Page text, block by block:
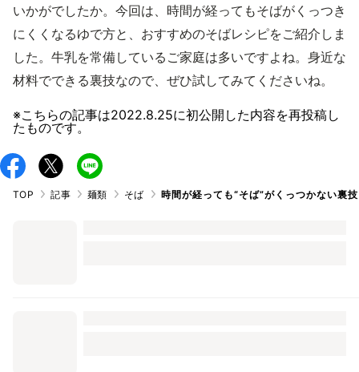
いかがでしたか。今回は、時間が経ってもそばがくっつき
にくくなるゆで方と、おすすめのそばレシピをご紹介しま
した。牛乳を常備しているご家庭は多いですよね。身近な
材料でできる裏技なので、ぜひ試してみてくださいね。
※こちらの記事は2022.8.25に初公開した内容を再投稿し
たものです。
TOP 記事 麺類 そば 時間が経っても“そば”がくっつかない裏